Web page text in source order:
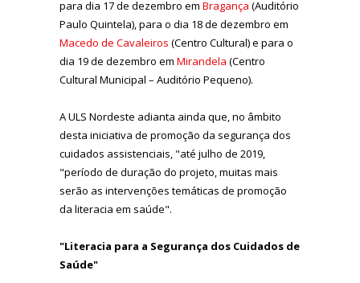
para dia 17 de dezembro em Bragança (Auditório
Paulo Quintela), para o dia 18 de dezembro em
Macedo de Cavaleiros (Centro Cultural) e para o
dia 19 de dezembro em Mirandela (Centro
Cultural Municipal – Auditório Pequeno).
A ULS Nordeste adianta ainda que, no âmbito
desta iniciativa de promoção da segurança dos
cuidados assistenciais, "até julho de 2019,
"período de duração do projeto, muitas mais
serão as intervenções temáticas de promoção
da literacia em saúde".
"Literacia para a Segurança dos Cuidados de
Saúde"